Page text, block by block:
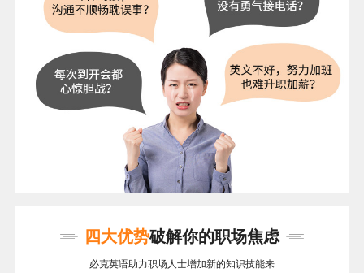
四大优势破解你的职场焦虑
必克英语助力职场人士增加新的知识技能来